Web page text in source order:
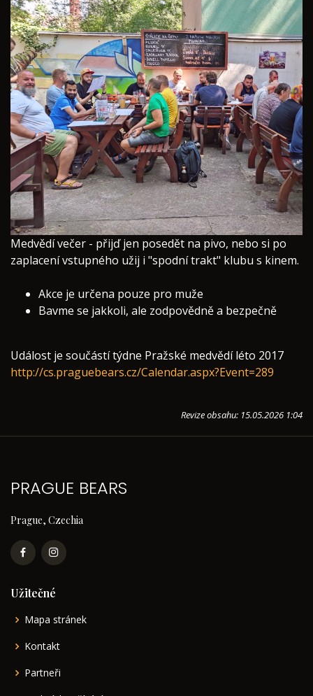
Medvědí večer - přijď jen posedět na pivo, nebo si po
zaplacení vstupného užij i "spodní trakt" klubu s kinem.
Akce je určena pouze pro muže
Bavme se jakkoli, ale zodpovědně a bezpečně
Událost je součástí týdne Pražské medvědí léto 2017
http://cs.praguebears.cz/Calendar.aspx?Event=289
Revize obsahu: 15.05.2026 1:04
PRAGUE BEARS
Prague, Czechia
Užitečné
Mapa stránek
Kontakt
Partneři